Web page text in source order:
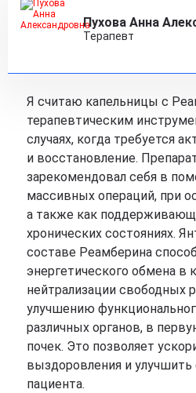
Пухова Анна
Терапевт
Я считаю капельницы с
терапевтическим
случаях, когда требуется
и восстановление.
зарекомендовал себя в
массивных операций, при
а также как
хронических состояниях.
составе Реамберина
энергетического обмена в
нейтрализации свободных
улучшению
различных органов, в
почек. Это позволяет
выздоровления и
пациента.